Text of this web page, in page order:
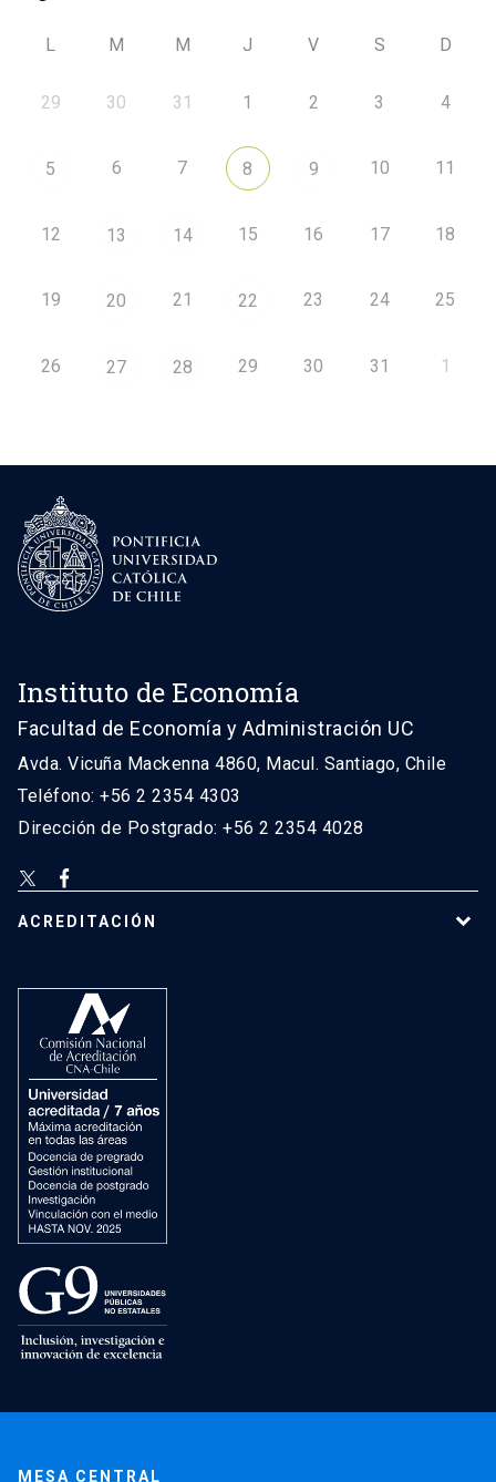
L M M J V S D
29 30 31 1 2 3 4
5 6 7 8 9 10 11
12 13 14 15 16 17 18
19 20 21 22 23 24 25
26 27 28 29 30 31 1
Instituto de Economía
Facultad de Economía y Administración UC
Avda. Vicuña Mackenna 4860, Macul. Santiago, Chile
Teléfono: +56 2 2354 4303
Dirección de Postgrado: +56 2 2354 4028
ACREDITACIÓN
MESA CENTRAL